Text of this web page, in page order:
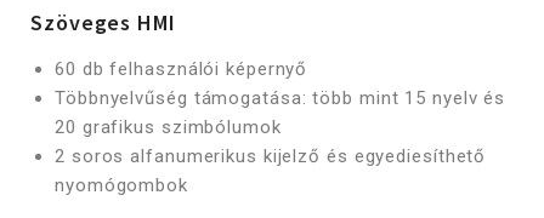
Szöveges HMI
60 db felhasználói képernyő
Többnyelvűség támogatása: több mint 15 nyelv és
20 grafikus szimbólumok
2 soros alfanumerikus kijelző és egyediesíthető
nyomógombok